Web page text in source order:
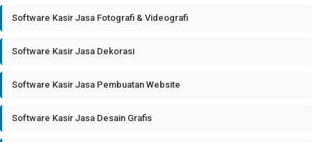
Software Kasir Jasa Fotografi & Videografi
Software Kasir Jasa Dekorasi
Software Kasir Jasa Pembuatan Website
Software Kasir Jasa Desain Grafis